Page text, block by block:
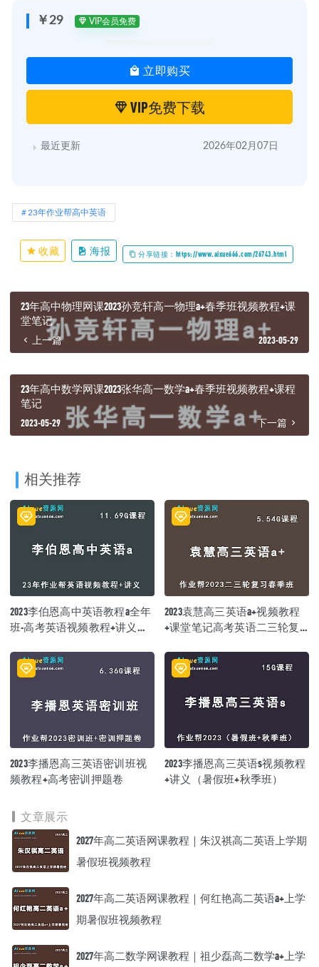
￥29 VIP会员免费
立即购买
VIP免费下载
最近更新 2026年02月07日
23年作业帮高中英语
收藏 海报 分享链接：https://www.aixue666.com/26743.html
23年高中物理网课2023孙竞轩高一物理a+春季班视频教程+课
堂笔记
上一篇 2023-05-29
23年高中数学网课2023张华高一数学a+春季班视频教程+课程
笔记
2023-05-29 下一篇
相关推荐
2023李伯恩高中英语教程a全年
班-高考英语视频教程+讲义
2023袁慧高三英语a+视频教程
+课堂笔记高考英语二三轮复
2023李播恩高三英语密训班视
频教程+高考密训押题卷
2023李播恩高三英语s视频教程
+讲义（暑假班+秋季班）
文章展示
2027年高二英语网课教程｜朱汉祺高二英语上学期
暑假班视频教程
2027年高二英语网课教程｜何红艳高二英语a+上学
期暑假班视频教程
2027年高二数学网课教程｜祖少磊高二数学a+上学